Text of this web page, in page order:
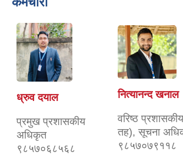
ध्रुव दयाल
प्रमुख प्रशासकीय
अधिकृत
९८५७०६८५६८
नित्यानन्द खनाल
वरिष्ठ
तह), सूचना
९८५७०७९११८